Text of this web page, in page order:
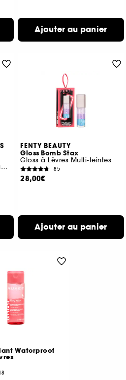
Ajouter au panier
Palette de 9 ombres à paupières
FENTY BEAUTY
Gloss Bomb Stax
Gloss à Lèvres Multi-teintes
85
28,00€
Ajouter au panier
Waterproof